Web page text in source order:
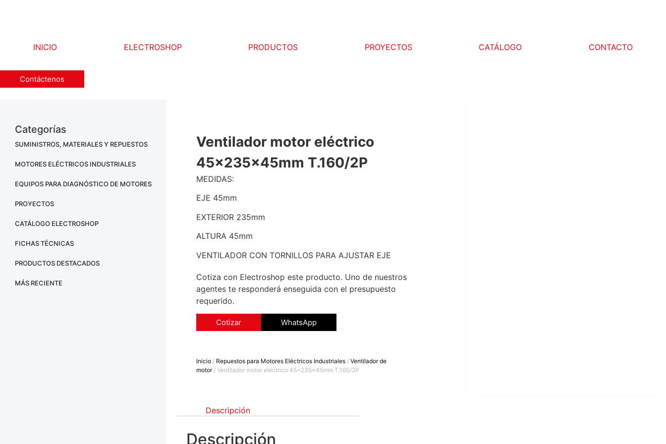
INICIO ELECTROSHOP PRODUCTOS PROYECTOS CATÁLOGO CONTACTO
Contáctenos
Categorías
SUMINISTROS, MATERIALES Y REPUESTOS
MOTORES ELÉCTRICOS INDUSTRIALES
EQUIPOS PARA DIAGNÓSTICO DE MOTORES
PROYECTOS
CATÁLOGO ELECTROSHOP
FICHAS TÉCNICAS
PRODUCTOS DESTACADOS
MÁS RECIENTE
Ventilador motor eléctrico
45x235x45mm T.160/2P
MEDIDAS:
EJE 45mm
EXTERIOR 235mm
ALTURA 45mm
VENTILADOR CON TORNILLOS PARA AJUSTAR EJE
Cotiza con Electroshop este producto. Uno de nuestros
agentes te responderá enseguida con el presupuesto
requerido.
Cotizar WhatsApp
Inicio / Repuestos para Motores Eléctricos Industriales / Ventilador de
motor/ Ventilador motor eléctrico 45x235x45mm T.160/2P
Descripción
Descripción